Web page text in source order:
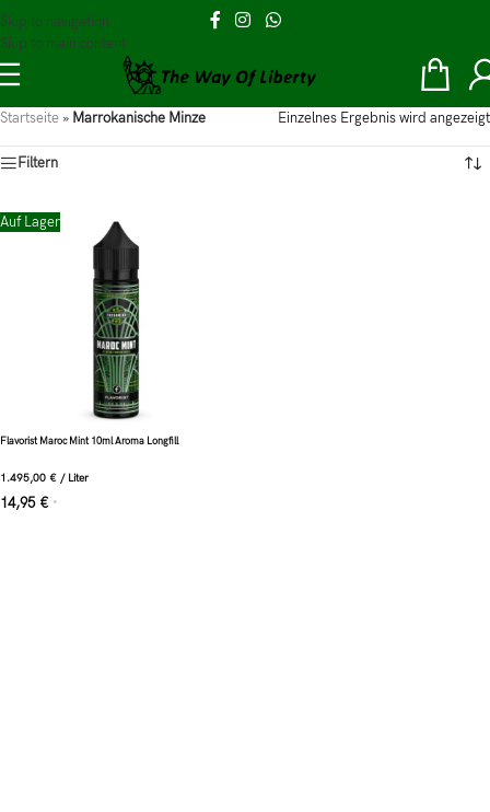
Skip to navigation
Skip to main content
Startseite » Marrokanische Minze Einzelnes Ergebnis wird angezeigt
Filtern
Auf Lager
Flavorist Maroc Mint 10ml Aroma Longfill
1.495,00 € / Liter
14,95 € *